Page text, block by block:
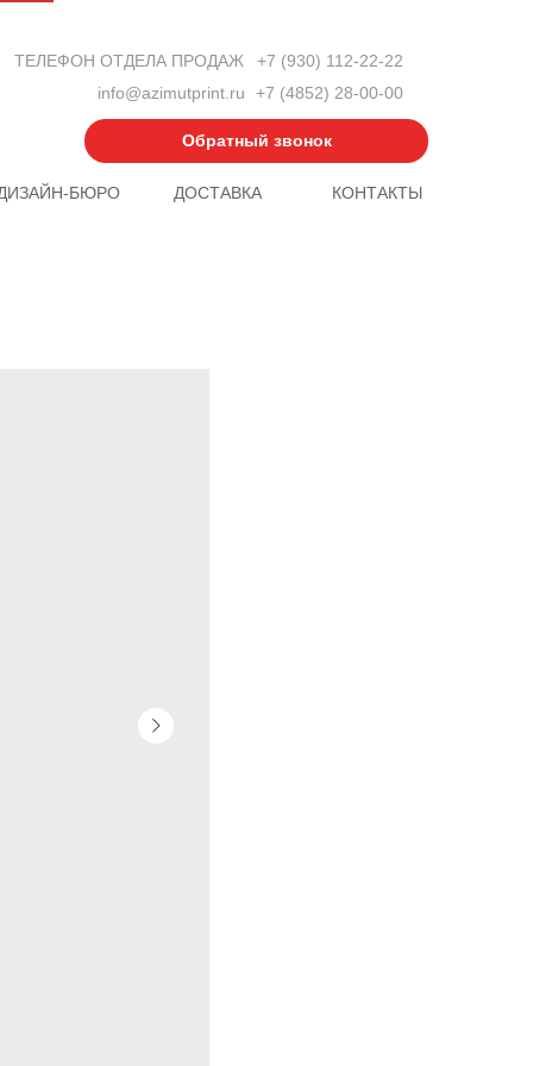
info@azimutprint.ru +7 (4852) 28-00-00
БЮРО ДОСТАВКА КОНТАКТЫ
Обратный звонок
+7 (930) 112-22-22
ТЕЛЕФОН ОТДЕЛА ПРОДАЖ